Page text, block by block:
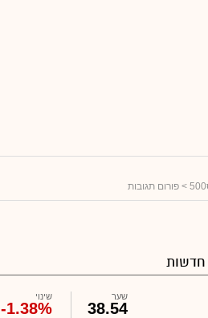
> פורום תגובות
חדשות
שער
38.54
שינוי
-1.38%